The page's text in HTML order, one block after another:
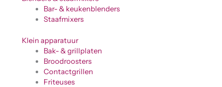
Bar- & keukenblenders
Staafmixers
Klein apparatuur
Bak- & grillplaten
Broodroosters
Contactgrillen
Friteuses